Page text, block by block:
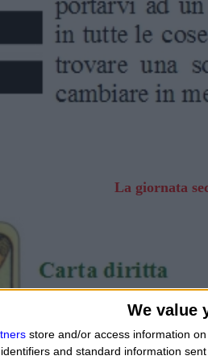
We value
store and/or access information
and standard information
La giornata